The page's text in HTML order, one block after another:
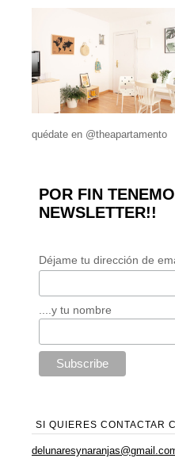
quédate en @theapartamento
POR FIN
NEWSLETTER!!
Déjame tu dirección de
....y tu nombre
SI QUIERES CONTACTAR